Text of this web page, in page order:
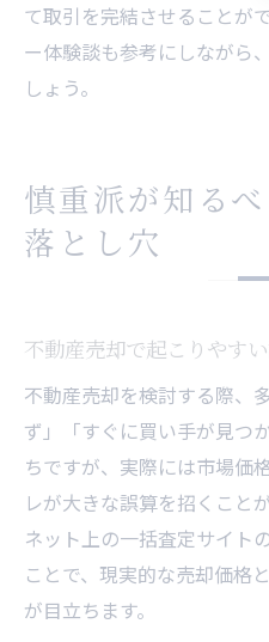
て取引を完結させることが
ー体験談も参考にしながら
しょう。
慎重派が知る
落とし穴
不動産売却で起こりやす
不動産売却を検討する際、
ず」「すぐに買い手が見つ
ちですが、実際には市場価
レが大きな誤算を招くこと
ネット上の一括査定サイト
ことで、現実的な売却価格
が目立ちます。